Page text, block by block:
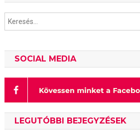
SOCIAL MEDIA
LEGUTÓBBI BEJEGYZÉSEK